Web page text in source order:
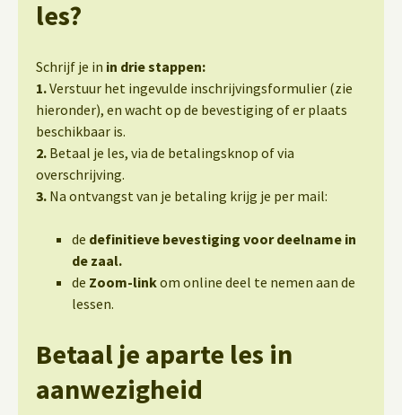
les?
Schrijf je in in drie stappen:
1.Verstuur het ingevulde inschrijvingsformulier (zie
hieronder), en wacht op de bevestiging of er plaats
beschikbaar is.
2. Betaal je les, via de betalingsknop of via
overschrijving.
3. Na ontvangst van je betaling krijg je per mail:
de definitieve bevestiging voor deelname in
de zaal.
de Zoom-linkom online deel te nemen aan de
lessen.
Betaal je aparte les in
aanwezigheid